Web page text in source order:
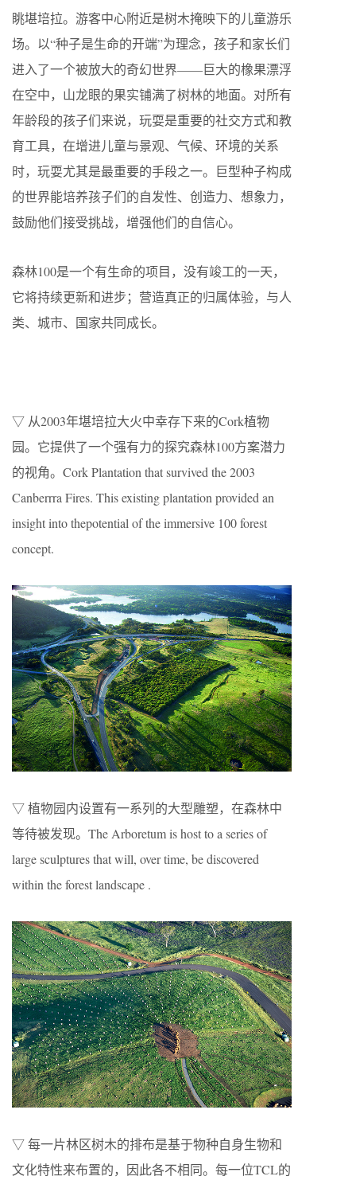
眺堪培拉。游客中心附近是树木掩映下的儿童游乐
场。以“种子是生命的开端”为理念，孩子和家长们
进入了一个被放大的奇幻世界——巨大的橡果漂浮
在空中，山龙眼的果实铺满了树林的地面。对所有
年龄段的孩子们来说，玩耍是重要的社交方式和教
育工具，在增进儿童与景观、气候、环境的关系
时，玩耍尤其是最重要的手段之一。巨型种子构成
的世界能培养孩子们的自发性、创造力、想象力，
鼓励他们接受挑战，增强他们的自信心。
森林100是一个有生命的项目，没有竣工的一天，
它将持续更新和进步；营造真正的归属体验，与人
类、城市、国家共同成长。
▽ 从2003年堪培拉大火中幸存下来的Cork植物
园。它提供了一个强有力的探究森林100方案潜力
的视角。Cork Plantation that survived the 2003
Canberrra Fires. This existing plantation provided an
insight into thepotential of the immersive 100 forest
concept.
▽ 植物园内设置有一系列的大型雕塑，在森林中
等待被发现。The Arboretum is host to a series of
large sculptures that will, over time, be discovered
within the forest landscape .
▽ 每一片林区树木的排布是基于物种自身生物和
文化特性来布置的，因此各不相同。每一位TCL的